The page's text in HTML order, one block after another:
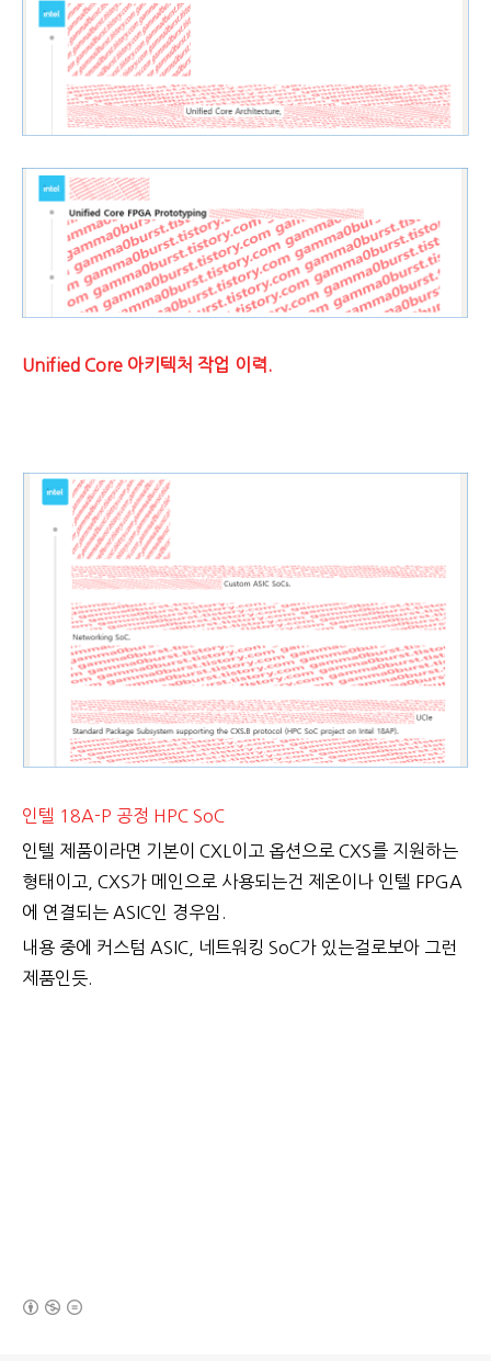
Unified Core 아키텍처 작업 이력.
인텔 18A-P 공정 HPC SoC
인텔 제품이라면 기본이 CXL이고 옵션으로 CXS를 지원하는
형태이고, CXS가 메인으로 사용되는건 제온이나 인텔 FPGA
에 연결되는 ASIC인 경우임.
내용 중에 커스텀 ASIC, 네트워킹 SoC가 있는걸로보아 그런
제품인듯.